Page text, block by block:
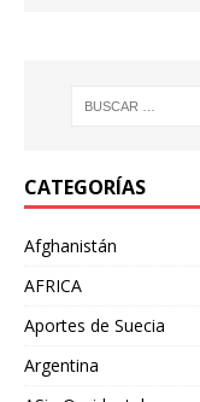
CATEGORÍAS
Afghanistán
AFRICA
Aportes de Suecia
Argentina